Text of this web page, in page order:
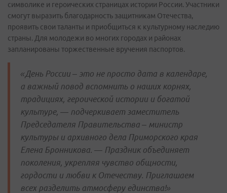
символике и героических страницах истории России. Участники
смогут выразить благодарность защитникам Отечества,
проявить свои таланты и приобщиться к культурному наследию
страны. Для молодежи во многих городах и районах
запланированы торжественные вручения паспортов.
«День России – это не просто дата в календаре,
а важный повод вспомнить о наших корнях,
традициях, героической истории и богатой
культуре, — подчеркивает заместитель
Председателя Правительства – министр
культуры и архивного дела Приморского края
Елена Бронникова. — Праздник объединяет
поколения, укрепляя чувство общности,
гордости и любви к Отечеству. Приглашаем
всех разделить атмосферу единства!»